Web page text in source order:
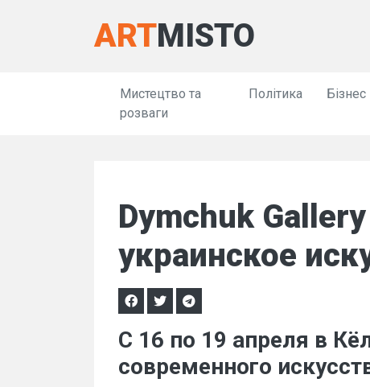
ARTMISTO
Мистецтво та
розваги
Політика Бізнес
Dymchuk
украинское
C 16 по 19 апреля в
современного